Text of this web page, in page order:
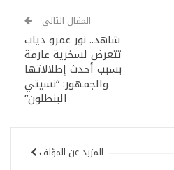
المقال التالي
شاهد.. نور عمرو دياب
تتعرض لسخرية عارمة
بسبب أحدث إطلالاتها
والجمهور: “نسيتي
البنطلون”
المزيد عن المؤلف